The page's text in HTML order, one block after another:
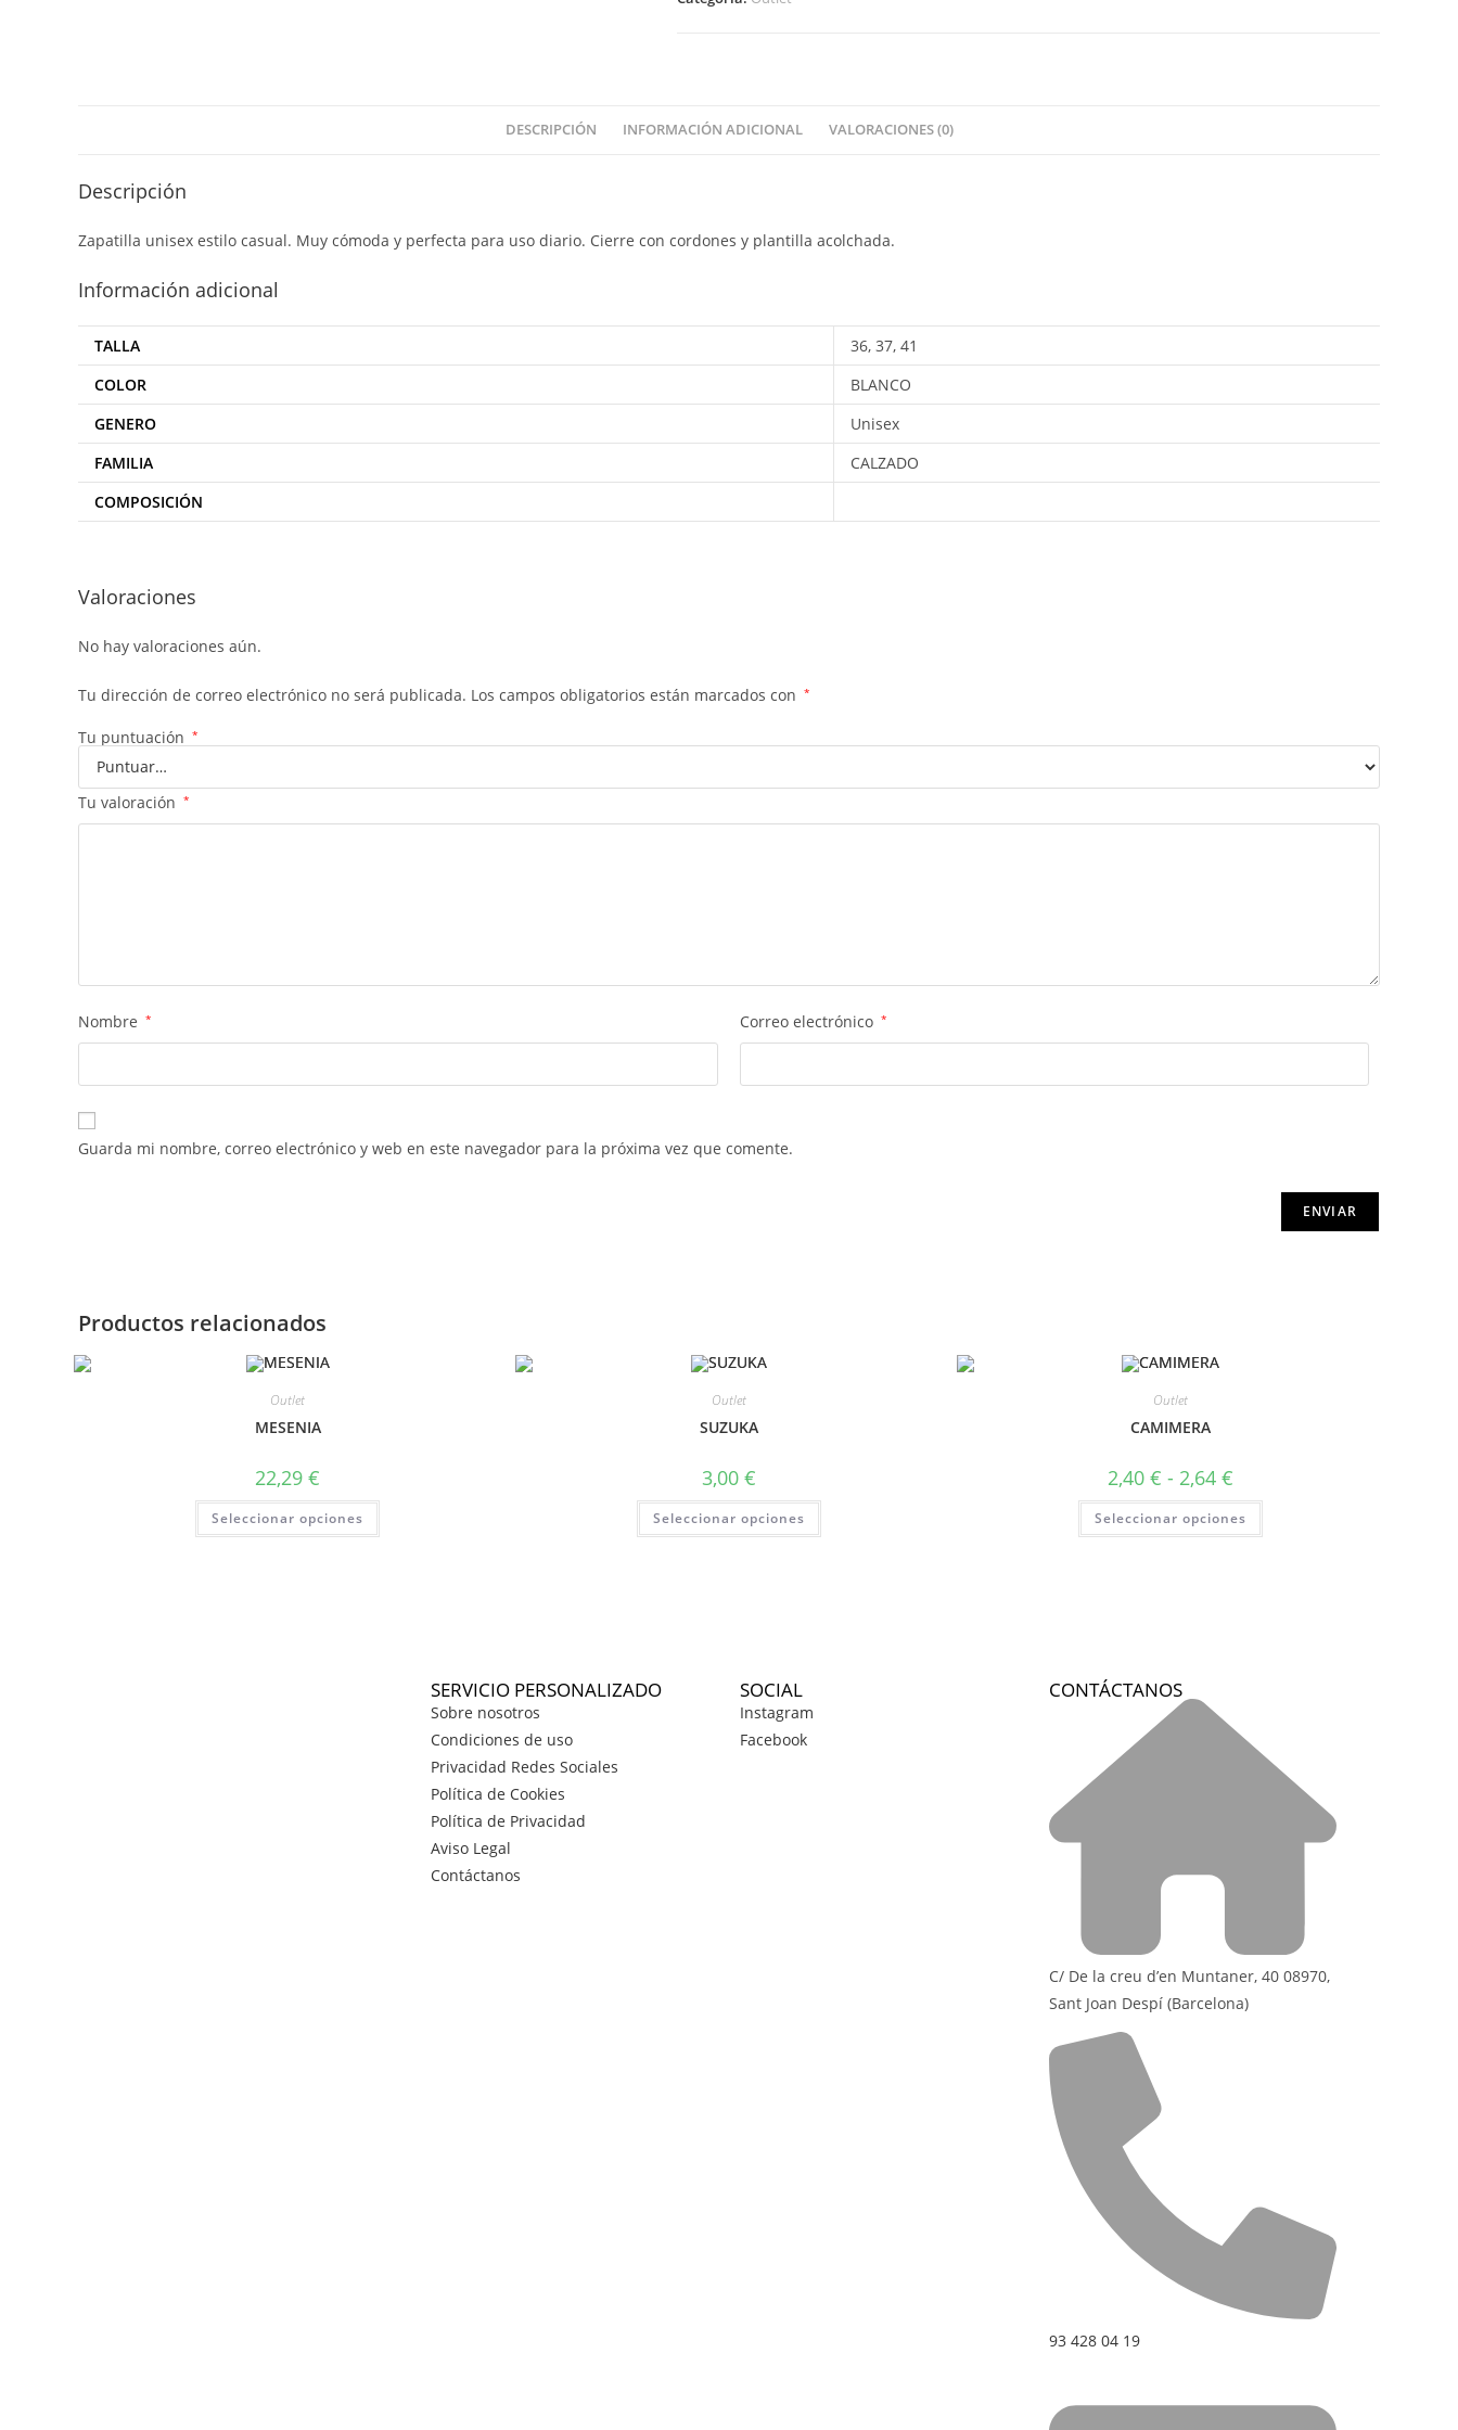
DESCRIPCIÓN INFORMACIÓN ADICIONAL VALORACIONES (0)
Descripción
Zapatilla unisex estilo casual. Muy cómoda y perfecta para uso diario. Cierre con cordones y plantilla acolchada.
Información adicional
TALLA
36, 37, 41
COLOR
BLANCO
GENERO
Unisex
FAMILIA
CALZADO
COMPOSICIÓN
Valoraciones
No hay valoraciones aún.
Tu dirección de correo electrónico no será publicada. Los campos obligatorios están marcados con *
Tu puntuación *
Tu valoración *
Nombre * Correo electrónico *
Guarda mi nombre, correo electrónico y web en este navegador para la próxima vez que comente.
Productos relacionados
Outlet
MESENIA
22,29€
Seleccionar opciones
Outlet
SUZUKA
3,00 €
Seleccionar opciones
Outlet
CAMIMERA
2,40 € - 2,64 €
Seleccionar opciones
SERVICIO PERSONALIZADO
Sobre nosotros
Condiciones de uso
Privacidad Redes Sociales
Política de Cookies
Política de Privacidad
Aviso Legal
Contáctanos
SOCIAL
Instagram
Facebook
CONTÁCTANOS
C/ De la creu d’en Muntaner, 40 08970,
Sant Joan Despí (Barcelona)
93 428 04 19